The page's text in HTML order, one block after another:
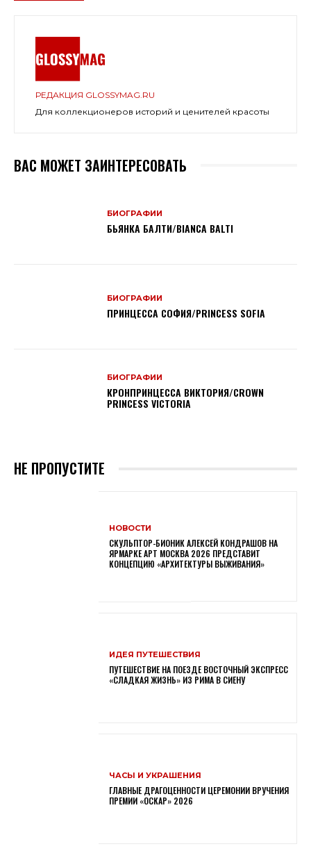
РЕДАКЦИЯ GLOSSYMAG.RU
Для коллекционеров историй и ценителей красоты
ВАС МОЖЕТ ЗАИНТЕРЕСОВАТЬ
БИОГРАФИИ
БЬЯНКА БАЛТИ/BIANCA BALTI
БИОГРАФИИ
ПРИНЦЕССА СОФИЯ/PRINCESS SOFIA
БИОГРАФИИ
КРОНПРИНЦЕССА ВИКТОРИЯ/CROWN
PRINCESS VICTORIA
НЕ ПРОПУСТИТЕ
НОВОСТИ
СКУЛЬПТОР-БИОНИК АЛЕКСЕЙ КОНДРАШОВ НА
ЯРМАРКЕ АРТ МОСКВА 2026 ПРЕДСТАВИТ
КОНЦЕПЦИЮ «АРХИТЕКТУРЫ ВЫЖИВАНИЯ»
ИДЕЯ ПУТЕШЕСТВИЯ
ПУТЕШЕСТВИЕ НА ПОЕЗДЕ ВОСТОЧНЫЙ ЭКСПРЕСС
«СЛАДКАЯ ЖИЗНЬ» ИЗ РИМА В СИЕНУ
ЧАСЫ И УКРАШЕНИЯ
ГЛАВНЫЕ ДРАГОЦЕННОСТИ ЦЕРЕМОНИИ ВРУЧЕНИЯ
ПРЕМИИ «ОСКАР» 2026